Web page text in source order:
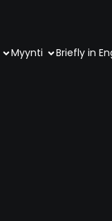
Myynti Briefly in